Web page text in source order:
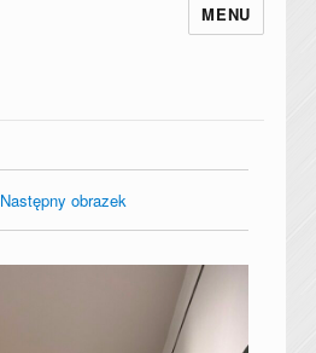
MENU
Następny obrazek